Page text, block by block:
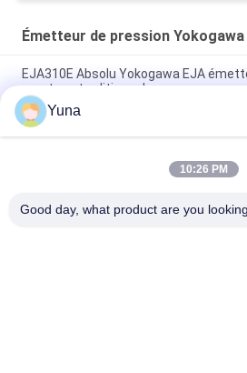
Émetteur de pression Yokogawa
EJA310E Absolu Yokogawa EJA
montage traditionnel
EJA430E Émetteur de pression à
traditionnelle EJA430E-JAS4G
EJA118E DP Yokogawa EJA émetteur
Yuna
10:26 PM
Good day, what product are you